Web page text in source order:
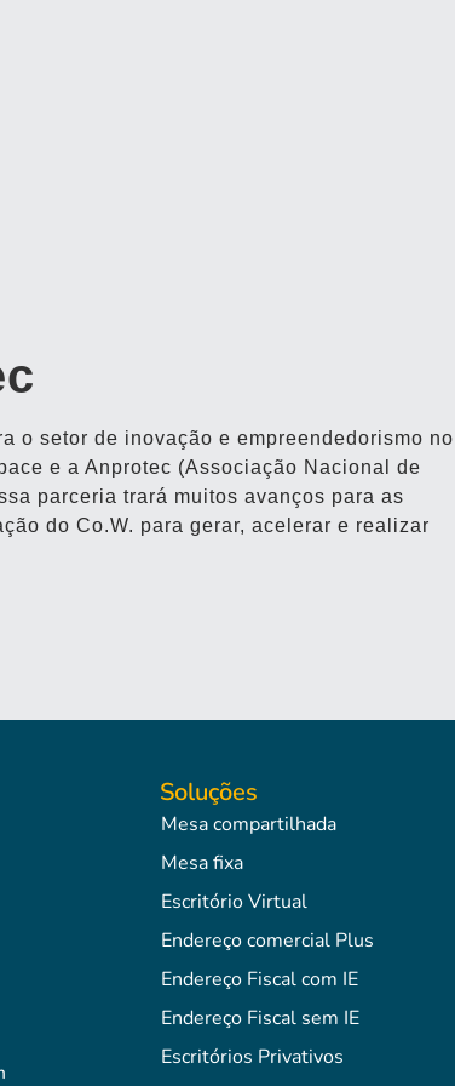
o setor de inovação e empreendedorismo no
e a Anprotec (Associação Nacional de
parceria trará muitos avanços para as
do Co.W. para gerar, acelerar e realizar
Soluções
Mesa compartilhada
Mesa fixa
Escritório Virtual
Endereço comercial Plus
Endereço Fiscal com IE
Endereço Fiscal sem IE
Escritórios Privativos